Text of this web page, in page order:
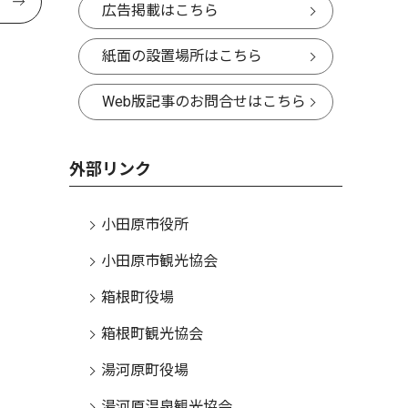
広告掲載はこちら
紙面の設置場所はこちら
Web版記事のお問合せはこちら
外部リンク
小田原市役所
小田原市観光協会
箱根町役場
箱根町観光協会
湯河原町役場